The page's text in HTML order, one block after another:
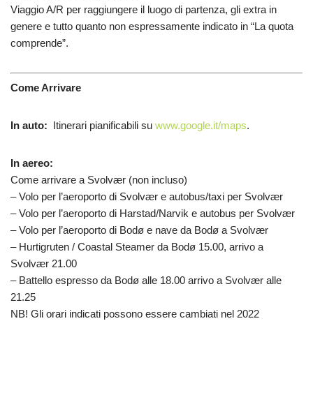
Viaggio A/R per raggiungere il luogo di partenza, gli extra in
genere e tutto quanto non espressamente indicato in “La quota
comprende”.
Come Arrivare
In auto: Itinerari pianificabili su www.google.it/maps.
In aereo:
Come arrivare a Svolvær (non incluso)
– Volo per l’aeroporto di Svolvær e autobus/taxi per Svolvær
– Volo per l’aeroporto di Harstad/Narvik e autobus per Svolvær
– Volo per l’aeroporto di Bodø e nave da Bodø a Svolvær
– Hurtigruten / Coastal Steamer da Bodø 15.00, arrivo a
Svolvær 21.00
– Battello espresso da Bodø alle 18.00 arrivo a Svolvær alle
21.25
NB! Gli orari indicati possono essere cambiati nel 2022